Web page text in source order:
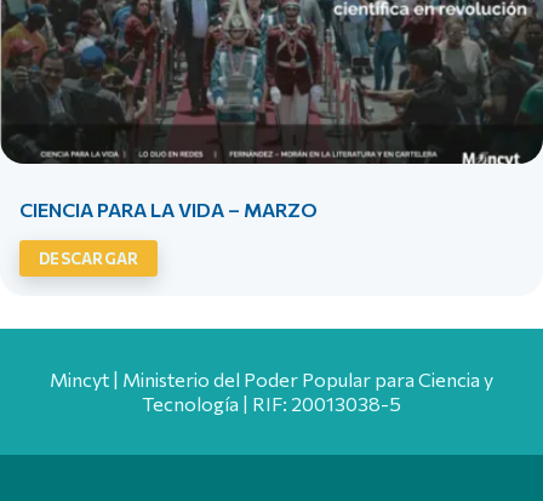
CIENCIA PARA LA VIDA – MARZO
DESCARGAR
Mincyt | Ministerio del Poder Popular para Ciencia y
Tecnología | RIF: 20013038-5